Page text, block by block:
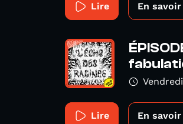
Lire En
Lire En